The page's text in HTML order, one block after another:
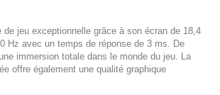
jeu exceptionnelle grâce à son écran de 18,4
Hz avec un temps de réponse de 3 ms. De
immersion totale dans le monde du jeu. La
offre également une qualité graphique